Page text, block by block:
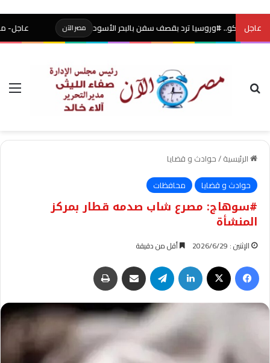
عاجل#وروسيا ترد بقصف سفن بالبحر الأسود مصر الآن عاجل- محكمة
بحث عن
الرئيسية/حوادث و قضايا
حوادث و قضايا
محافظات
#سوهاج: مصرع شاب صدمه قطار بمركز
المنشأة
الإثنين : 2026/6/29 أقل من دقيقة
فيسبوك لينكدإن تيلقرام مشاركة عبر البريد